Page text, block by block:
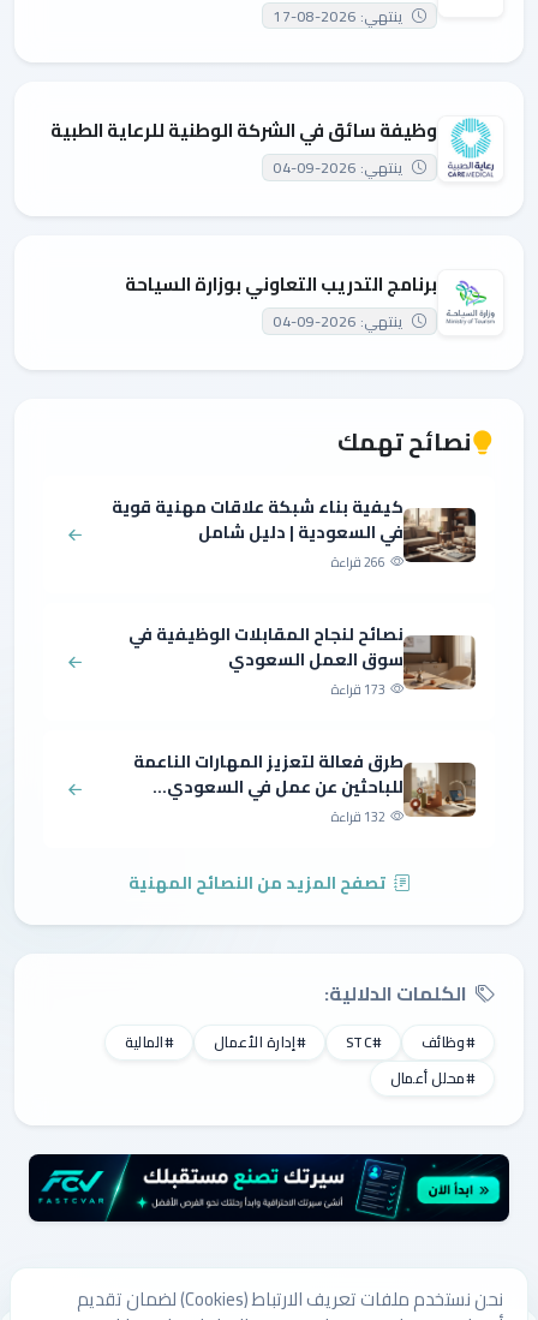
ينتهي: 2026-08-17
وظيفة سائق في الشركة الوطنية للرعاية الطبية
ينتهي: 2026-09-04
برنامج التدريب التعاوني بوزارة السياحة
ينتهي: 2026-09-04
نصائح تهمك
كيفية بناء شبكة علاقات مهنية قوية
في السعودية | دليل شامل
266 قراءة
نصائح لنجاح المقابلات الوظيفية في
سوق العمل السعودي
173 قراءة
طرق فعالة لتعزيز المهارات الناعمة
للباحثين عن عمل في السعودي...
132 قراءة
تصفح المزيد من النصائح المهنية
الكلمات الدلالية:
#وظائف #STC #إدارة الأعمال
#المالية
#محلل أعمال
نحن نستخدم ملفات تعريف الارتباط (Cookies) لضمان تقديم